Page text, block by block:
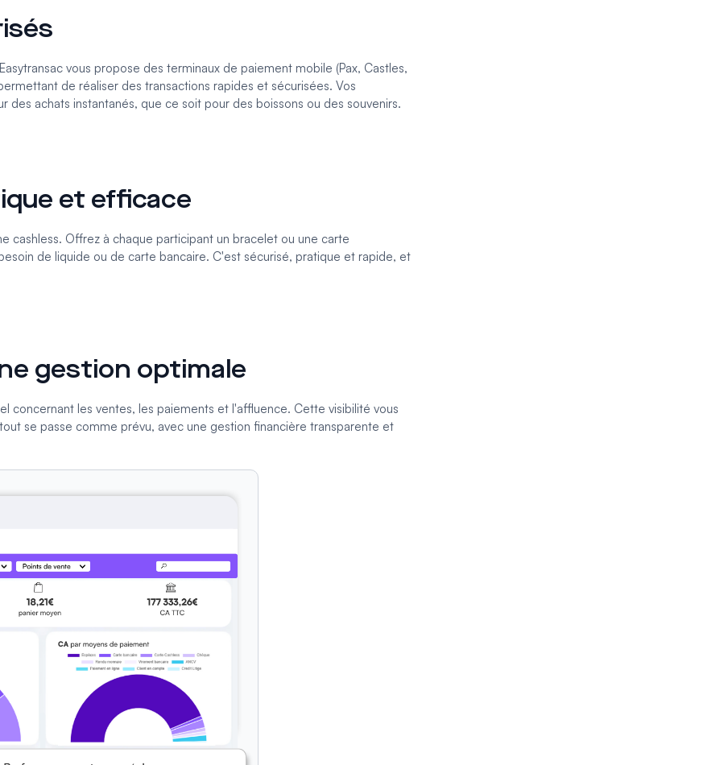
vous propose des terminaux de paiement mobile (Pax, Castles,
de réaliser des transactions rapides et sécurisées. Vos
achats instantanés, que ce soit pour des boissons ou des souvenirs.
et efficace
cashless. Offrez à chaque participant un bracelet ou une carte
de liquide ou de carte bancaire. C'est sécurisé, pratique et rapide, et
gestion optimale
concernant les ventes, les paiements et l'affluence. Cette visibilité vous
se passe comme prévu, avec une gestion financière transparente et